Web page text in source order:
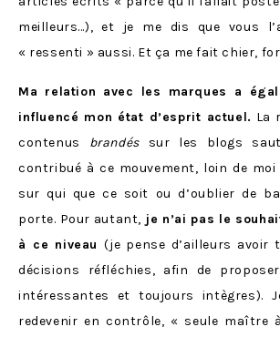
meilleurs…), et je me dis que vous
« ressenti » aussi. Et ça me fait chier,
Ma relation avec les marques a
influencé mon état d’esprit actuel. La
contenus brandéssur les blogs
contribué à ce mouvement, loin de moi
sur qui que ce soit ou d’oublier de
porte. Pour autant, je n’ai pas le
à ce niveau(je pense d’ailleurs avoir
décisions réfléchies, afin de
intéressantes et toujours intègres).
redevenir en contrôle, « seule maître